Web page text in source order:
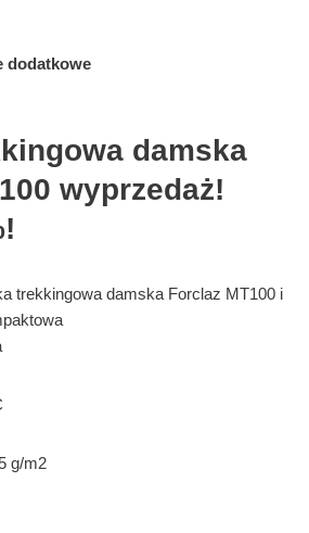
dodatkowe
damska
wyprzedaż!
trekkingowa damska Forclaz MT100 i
g/m2